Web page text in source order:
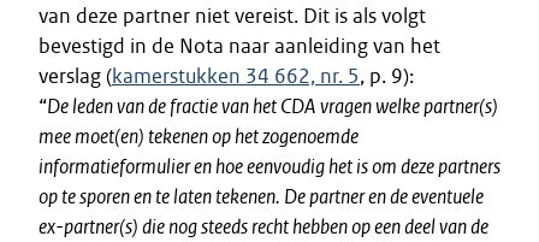
van deze partner niet vereist. Dit is als volgt
bevestigd in de Nota naar aanleiding van het
verslag (kamerstukken 34 662, nr. 5, p. 9):
“De leden van de fractie van het CDA vragen welke partner(s)
mee moet(en) tekenen op het zogenoemde
informatieformulier en hoe eenvoudig het is om deze partners
op te sporen en te laten tekenen. De partner en de eventuele
ex-partner(s) die nog steeds recht hebben op een deel van de